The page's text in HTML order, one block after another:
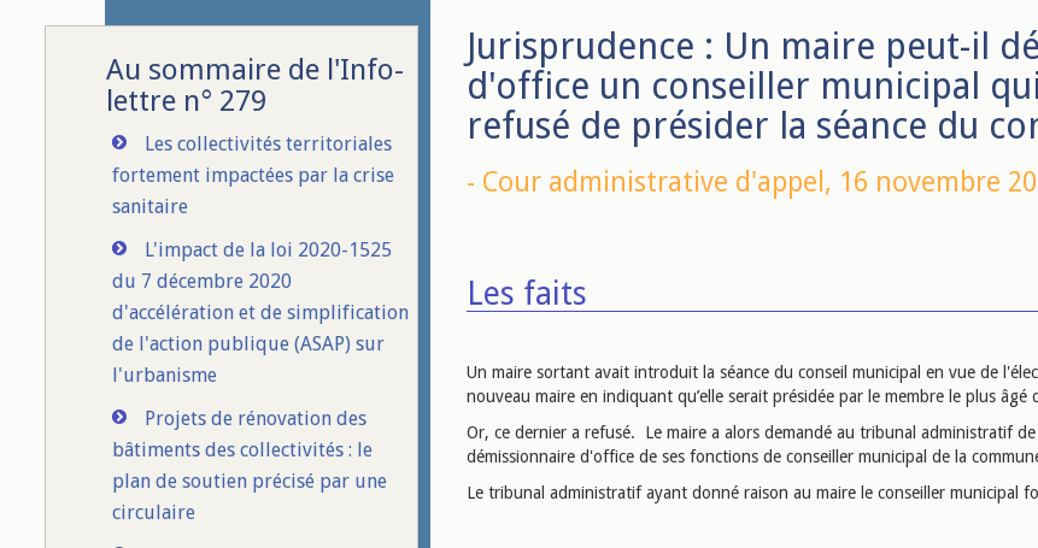
Au sommaire de l'Info-
lettre n° 279
Les collectivités territoriales
fortement impactées par la crise
sanitaire
L'impact de la loi 2020-1525
du 7 décembre 2020
d'accélération et de simplification
de l'action publique (ASAP) sur
l'urbanisme
Projets de rénovation des
bâtiments des collectivités : le
plan de soutien précisé par une
circulaire
Jurisprudence : Un maire peut-il
d'office un conseiller municipal
refusé de présider la séance du
- Cour administrative d'appel, 16 novembre
Les faits
Un maire sortant avait introduit la séance du conseil municipal en vue de
nouveau maire en indiquant qu’elle serait présidée par le membre le plus âgé
Or, ce dernier a refusé. Le maire a alors demandé au tribunal administratif de
démissionnaire d'office de ses fonctions de conseiller municipal de la
Le tribunal administratif ayant donné raison au maire le conseiller municipal